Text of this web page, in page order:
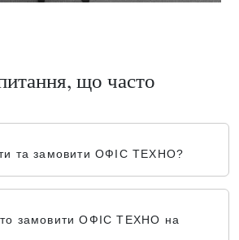
що часто
та замовити ОФІС ТЕХНО?
замовити ОФІС ТЕХНО на